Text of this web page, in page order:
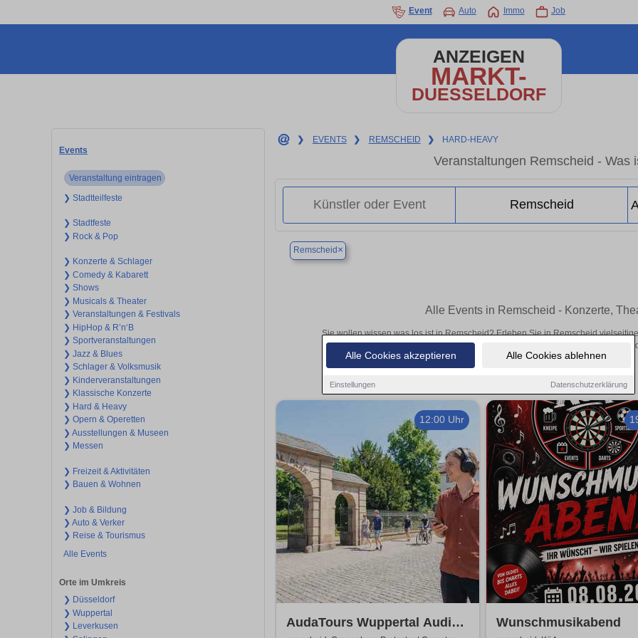
Alle Cookies akzeptieren Alle Cookies ablehnen
Einstellungen Datenschutzerklärung
Event Auto Immo Job
ANZEIGEN
MARKT-
DUESSELDORF
Events
Veranstaltung eintragen
❯ Stadtteilfeste
❯ Stadtfeste
❯ Rock & Pop
❯ Konzerte & Schlager
❯ Comedy & Kabarett
❯ Shows
❯ Musicals & Theater
❯ Veranstaltungen & Festivals
❯ HipHop & R’n‘B
❯ Sportveranstaltungen
❯ Jazz & Blues
❯ Schlager & Volksmusik
❯ Kinderveranstaltungen
❯ Klassische Konzerte
❯ Hard & Heavy
❯ Opern & Operetten
❯ Ausstellungen & Museen
❯ Messen
❯ Freizeit & Aktivitäten
❯ Bauen & Wohnen
❯ Job & Bildung
❯ Auto & Verker
❯ Reise & Tourismus
Alle Events
Orte im Umkreis
❯ Düsseldorf
❯ Wuppertal
❯ Leverkusen
❯ EVENTS ❯ REMSCHEID ❯ HARD-HEAVY
Veranstaltungen Remscheid - Was
Remscheid ×
Alle Events in Remscheid - Konzerte,
Sie wollen wissen was los ist in Remscheid? Erleben Sie in Remscheid
Theateraufführungen oder aufregende Veranstaltungen in
12:00 Uhr
AudaTours Wuppertal Audio-
Wunschmusikabend